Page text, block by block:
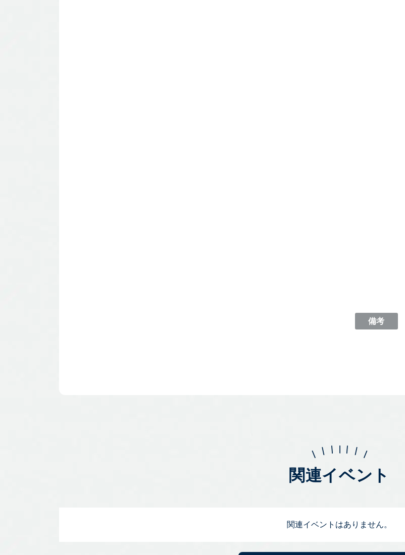
備考
関連イベント
関連イベントはありません。